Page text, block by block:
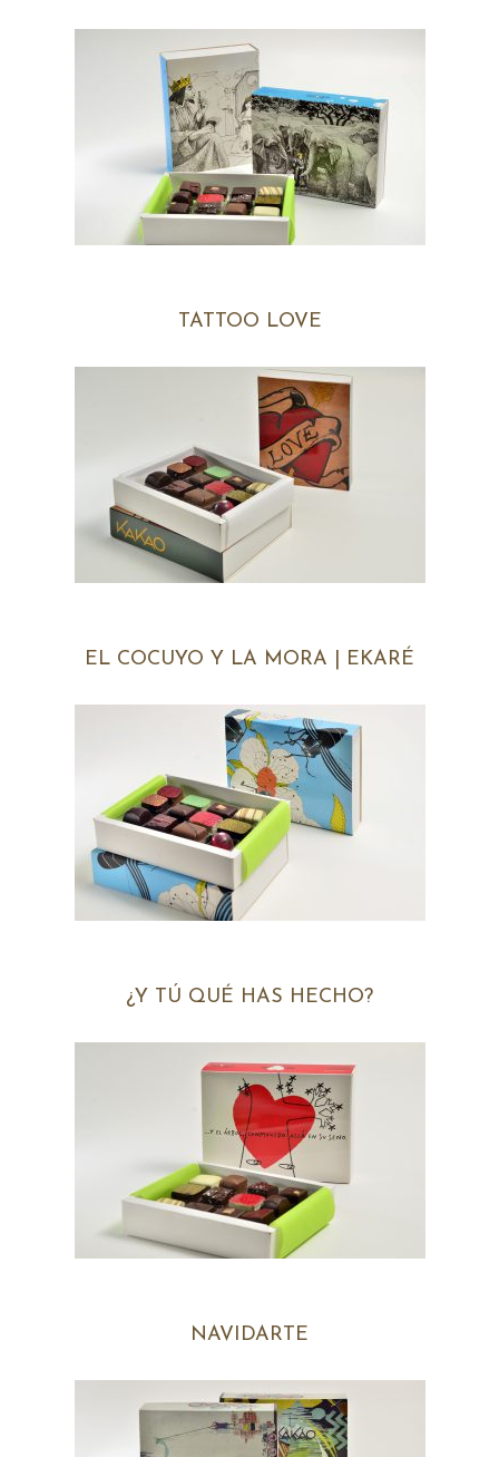
TATTOO LOVE
EL COCUYO Y LA MORA | EKARÉ
¿Y TÚ QUÉ HAS HECHO?
NAVIDARTE